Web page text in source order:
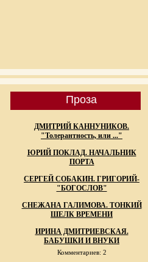
Проза
ДМИТРИЙ КАННУНИКОВ.
"Толерантность, или ..."
ЮРИЙ ПОКЛАД. НАЧАЛЬНИК
ПОРТА
СЕРГЕЙ СОБАКИН. ГРИГОРИЙ-
"БОГОСЛОВ"
СНЕЖАНА ГАЛИМОВА. ТОНКИЙ
ШЕЛК ВРЕМЕНИ
ИРИНА ДМИТРИЕВСКАЯ.
БАБУШКИ И ВНУКИ
Комментариев: 2